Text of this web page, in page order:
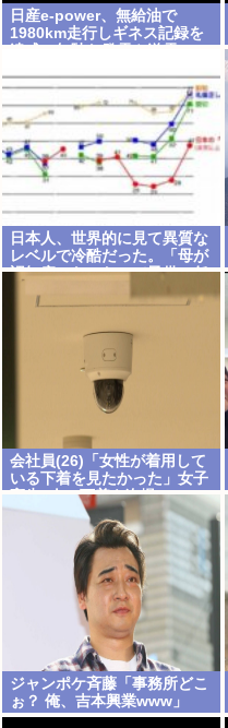
日産e-power、無給油で
1980km走行しギネス記録を
日本人、世界的に見て異質な
レベルで冷酷だった。「母が
認知症になったので子供に任
せ家を出ていく等」
会社員(26)「女性が着用して
いる下着を見たかった」女子
高生2人の下着を盗撮
ジャンポケ斉藤「事務所どこ
ぉ？ 俺、吉本興業www」